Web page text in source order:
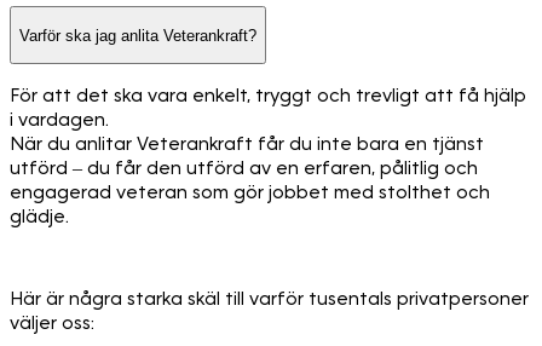
Varför ska jag anlita Veterankraft?
För att det ska vara enkelt, tryggt och trevligt att få hjälp
i vardagen.
När du anlitar Veterankraft får du inte bara en tjänst
utförd – du får den utförd av en erfaren, pålitlig och
engagerad veteran som gör jobbet med stolthet och
glädje.
Här är några starka skäl till varför tusentals privatpersoner
väljer oss: